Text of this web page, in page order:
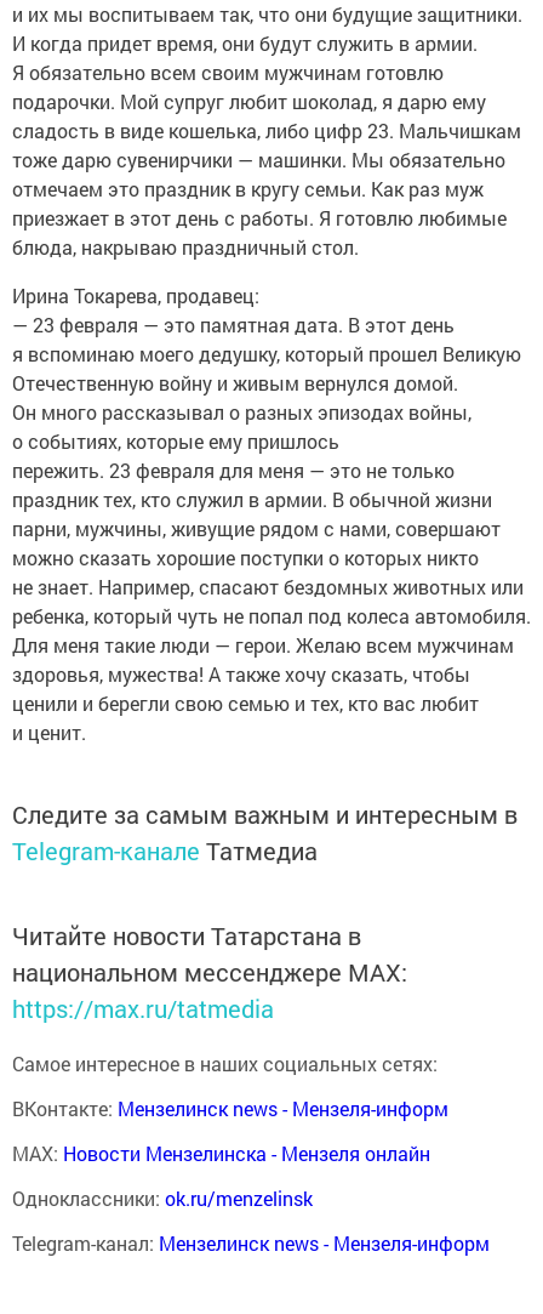
и их мы воспитываем так, что они будущие защитники.
И когда придет время, они будут служить в армии.
Я обязательно всем своим мужчинам готовлю
подарочки. Мой супруг любит шоколад, я дарю ему
сладость в виде кошелька, либо цифр 23. Мальчишкам
тоже дарю сувенирчики — машинки. Мы обязательно
отмечаем это праздник в кругу семьи. Как раз муж
приезжает в этот день с работы. Я готовлю любимые
блюда, накрываю праздничный стол.
Ирина Токарева, продавец:
— 23 февраля — это памятная дата. В этот день
я вспоминаю моего дедушку, который прошел Великую
Отечественную войну и живым вернулся домой.
Он много рассказывал о разных эпизодах войны,
о событиях, которые ему пришлось
пережить. 23 февраля для меня — это не только
праздник тех, кто служил в армии. В обычной жизни
парни, мужчины, живущие рядом с нами, совершают
можно сказать хорошие поступки о которых никто
не знает. Например, спасают бездомных животных или
ребенка, который чуть не попал под колеса автомобиля.
Для меня такие люди — герои. Желаю всем мужчинам
здоровья, мужества! А также хочу сказать, чтобы
ценили и берегли свою семью и тех, кто вас любит
и ценит.
Следите за самым важным и интересным в
Telegram-канале Татмедиа
Читайте новости Татарстана в
национальном мессенджере MАХ:
https://max.ru/tatmedia
Самое интересное в наших социальных сетях:
ВКонтакте: Мензелинск news - Мензеля-информ
MAX: Новости Мензелинска - Мензеля онлайн
Одноклассники: ok.ru/menzelinsk
Telegram-канал: Мензелинск news - Мензеля-информ